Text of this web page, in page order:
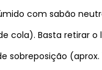
com sabão
cola). Basta retirar o
sobreposição